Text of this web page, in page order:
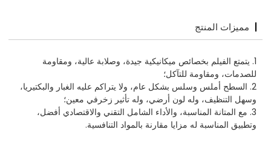
مميزات المنتج
1. يتمتع الفيلم بخصائص ميكانيكية جيدة، وصلابة عالية، ومقاومة
للصدمات، ومقاومة للتآكل؛
2. السطح أملس وسلس بشكل عام، ولا يتراكم عليه الغبار والبكتيريا،
وسهل التنظيف، وله لون أرضي، وله تأثير زخرفي معين؛
3. مع المتانة المناسبة، والأداء الشامل التقني والاقتصادي أفضل،
وتطبيق المناسبة له مزايا مقارنة بالمواد التنافسية.